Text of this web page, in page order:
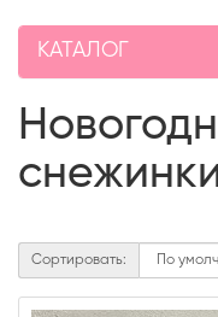
КАТАЛОГ
Сортировать: